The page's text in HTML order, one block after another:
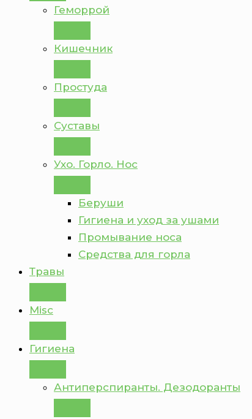
Геморрой
Кишечник
Простуда
Суставы
Ухо. Горло. Нос
Беруши
Гигиена и уход за ушами
Промывание носа
Средства для горла
Травы
Misc
Гигиена
Антиперспиранты. Дезодоранты